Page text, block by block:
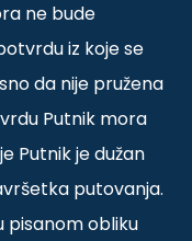
ne bude
iz koje se
da nije pružena
Putnik mora
Putnik je dužan
putovanja.
pisanom obliku